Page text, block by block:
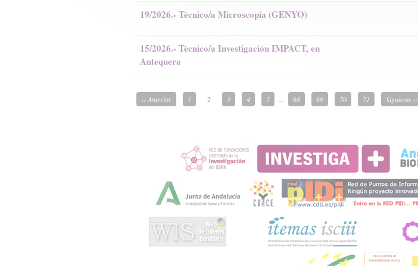
19/2026.- Técnico/a Microscopía (GENYO)
15/2026.- Técnico/a Investigación IMPACT, en
Antequera
‹‹ Anterior 1 2 3 4 5 68 69 70 71 Siguiente ››